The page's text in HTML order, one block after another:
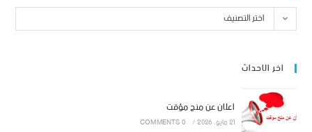
اختر التصنيف
اخر الاحداث
اعلان عن منح مؤقت
21 مايو، 2026 /
0 COMMENTS